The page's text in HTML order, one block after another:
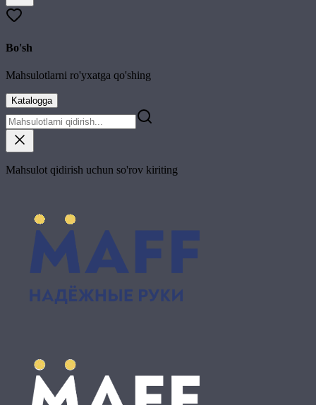
Bo'sh
Mahsulotlarni ro'yxatga qo'shing
Katalogga
Mahsulot qidirish uchun so'rov kiriting